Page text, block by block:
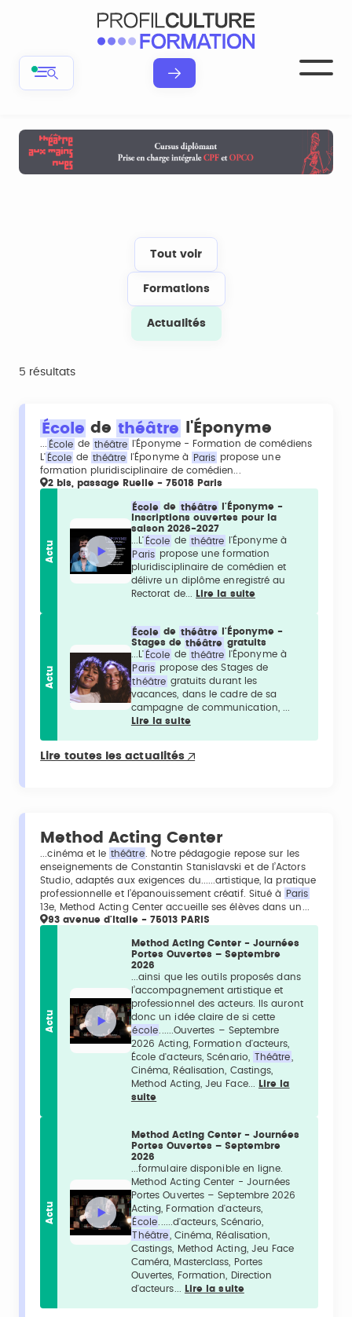
Tout voir
Formations
Actualités
5 résultats
École de théâtre l'Éponyme
École de théâtre
l'Éponyme - Formation de comédiens
L' École de théâtre l'Éponyme à Paris propose une
formation pluridisciplinaire de comédien...
2 bis, passage Ruelle - 75018 Paris
Actu
École de théâtre
l'Éponyme -
Inscriptions ouvertes pour la
saison 2026-2027
...L' École de théâtre
l'Éponyme à
Paris propose une formation
pluridisciplinaire de comédien et
délivre un diplôme enregistré au
Rectorat de...
Lire la suite
Actu
École de théâtre
l'Éponyme -
Stages de théâtre gratuits
...L' École de théâtre
l'Éponyme à
Paris propose des Stages de
théâtre gratuits durant les
vacances, dans le cadre de sa
campagne de communication, ...
Lire la suite
Lire toutes les actualités
Method Acting Center
...cinéma et le théâtre
. Notre pédagogie repose sur les
enseignements de Constantin Stanislavski et de l’Actors
Studio, adaptés aux exigences du......artistique, la pratique
professionnelle et l’épanouissement créatif. Situé à
Paris
13e, Method Acting Center accueille ses élèves dans un...
93 avenue d'Italie - 75013 PARIS
Actu
Method Acting Center - Journées
Portes Ouvertes – Septembre
2026
...ainsi que les outils proposés dans
l’accompagnement artistique et
professionnel des acteurs. Ils auront
donc un idée claire de si cette
école
......Ouvertes – Septembre
2026 Acting, Formation d'acteurs,
École d'acteurs, Scénario,
Théâtre
Cinéma, Réalisation, Castings,
Method Acting, Jeu Face...
Lire la
suite
Actu
Method Acting Center - Journées
Portes Ouvertes – Septembre
2026
...formulaire disponible en ligne.
Method Acting Center - Journées
Portes Ouvertes – Septembre 2026
Acting, Formation d'acteurs,
École
......d'acteurs, Scénario,
Théâtre
, Cinéma, Réalisation,
Castings, Method Acting, Jeu Face
Caméra, Masterclass, Portes
Ouvertes, Formation, Direction
d'acteurs...
Lire la suite